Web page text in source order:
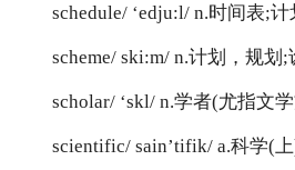
schedule/ ‘edju:l/ n.时间表;计
scheme/ ski:m/ n.计划，规划;
scholar/ ‘skl/ n.学者(尤指文
scientific/ sain’tifik/ a.科学(